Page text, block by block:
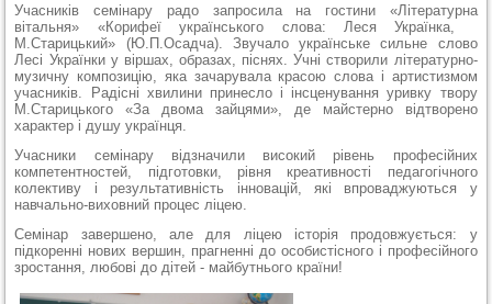
Учасників семінару радо запросила на гостини «Літературна
вітальня» «Корифеї українського слова: Леся Українка,
М.Старицький» (Ю.П.Осадча). Звучало українське сильне слово
Лесі Українки у віршах, образах, піснях. Учні створили літературно-
музичну композицію, яка зачарувала красою слова і артистизмом
учасників. Радісні хвилини принесло і інсценування уривку твору
М.Старицького «За двома зайцями», де майстерно відтворено
характер і душу українця.
Учасники семінару відзначили високий рівень професійних
компетентностей, підготовки, рівня креативності педагогічного
колективу і результативність інновацій, які впроваджуються у
навчально-виховний процес ліцею.
Семінар завершено, але для ліцею історія продовжується: у
підкоренні нових вершин, прагненні до особистісного і професійного
зростання, любові до дітей - майбутнього країни!